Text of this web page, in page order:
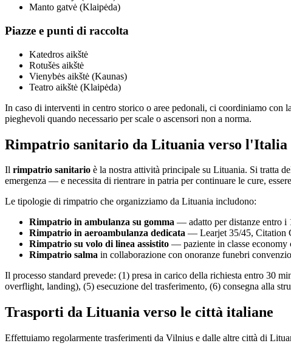
Manto gatvė (Klaipėda)
Piazze e punti di raccolta
Katedros aikštė
Rotušės aikštė
Vienybės aikštė (Kaunas)
Teatro aikštė (Klaipėda)
In caso di interventi in centro storico o aree pedonali, ci coordiniamo con
pieghevoli quando necessario per scale o ascensori non a norma.
Rimpatrio sanitario da Lituania verso l'Italia
Il rimpatrio sanitario è la nostra attività principale su Lituania. Si tratta
emergenza — e necessita di rientrare in patria per continuare le cure,
Le tipologie di rimpatrio che organizziamo da Lituania includono:
Rimpatrio in ambulanza su gomma — adatto per distanze entro i
Rimpatrio in aeroambulanza dedicata — Learjet 35/45, Citation
Rimpatrio su volo di linea assistito — paziente in classe economy
Rimpatrio salma in collaborazione con onoranze funebri
Il processo standard prevede: (1) presa in carico della richiesta entro 30
overflight, landing), (5) esecuzione del trasferimento, (6) consegna alla
Trasporti da Lituania verso le città italiane
Effettuiamo regolarmente trasferimenti da Vilnius e dalle altre città di